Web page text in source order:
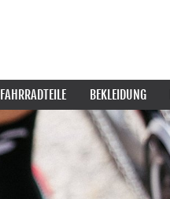
FAHRRADTEILE BEKLEIDUNG